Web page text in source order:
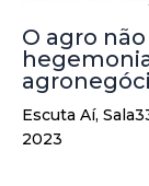
O agro
Escuta Aí,
2023